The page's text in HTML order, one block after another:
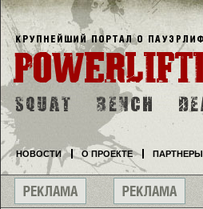
НОВОСТИ О ПРОЕКТЕ ПАРТНЕРЫ